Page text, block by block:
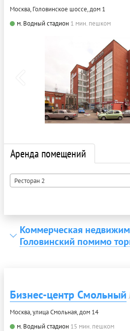
Москва, Головинское шоссе, дом 1
м. Водный стадион 1 мин. пешком
Аренда помещений
Ресторан 2
Коммерческая
Головинский помимо
Бизнес-центр Смольный
Москва, улица Смольная, дом 14
м. Водный стадион 15 мин. пешком